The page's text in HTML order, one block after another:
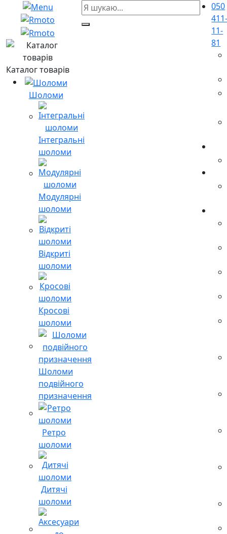
Каталог товарів
Шоломи
Інтегральні
шоломи
Модулярні
шоломи
Відкриті
шоломи
Кросові
шоломи
Шоломи
подвійного
призначення
Ретро
шоломи
Дитячі
шоломи
050
11-
81